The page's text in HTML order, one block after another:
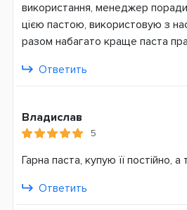
50
Количество фтора
Состав пасты
С гидроксиапатитом
С фтором
використання, менеджер
цією пастою, використовую з
разом набагато краще паста
Ответить
Владислав
5
Гарна паста, купую її постійно,
Ответить